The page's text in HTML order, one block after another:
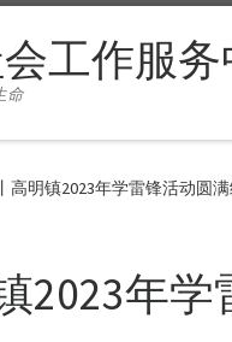
工作服
命
高明镇2023年学雷锋活动圆
2023年